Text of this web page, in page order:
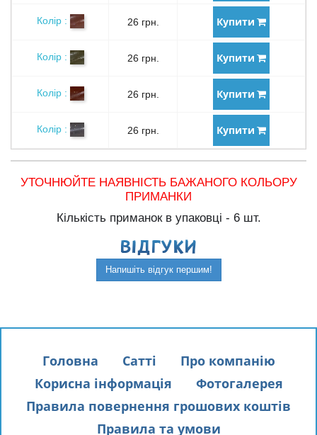
Колір : 26 грн. Купити
Колір : 26 грн. Купити
Колір : 26 грн. Купити
Колір : 26 грн. Купити
УТОЧНЮЙТЕ НАЯВНІСТЬ БАЖАНОГО КОЛЬОРУ
ПРИМАНКИ
Кількість приманок в упаковці - 6 шт.
ВIДГУКИ
Напишіть відгук першим!
Головна Сатті
Про компанію
Корисна інформація
Фотогалерея
Правила повернення грошових коштів
Правила та умови